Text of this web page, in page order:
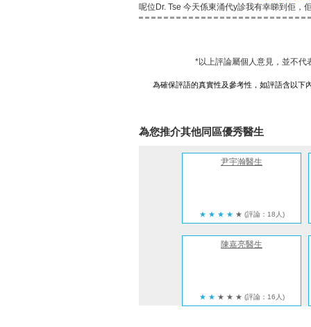
呢位Dr. Tse 今天係東涌代y診我有幸睇到佢，
*以上評論屬個人意見，並不代
為確保評語的真實性及參考性，如評語含以下
為您推介其他同區優秀醫生
尹宇瀚醫生
★ ★ ★ ★ ★ (評論：18人)
陳嘉亮醫生
★ ★ ★ ★ ★ (評論：16人)